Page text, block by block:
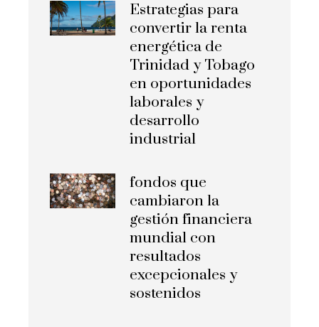
Estrategias para
convertir la renta
energética de
Trinidad y Tobago
en oportunidades
laborales y
desarrollo
industrial
fondos que
cambiaron la
gestión financiera
mundial con
resultados
excepcionales y
sostenidos